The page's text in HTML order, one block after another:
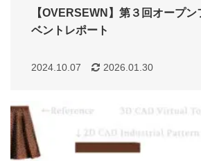
【OVERSEWN】第３回オープン
ベントレポート
2024.10.07 2026.01.30